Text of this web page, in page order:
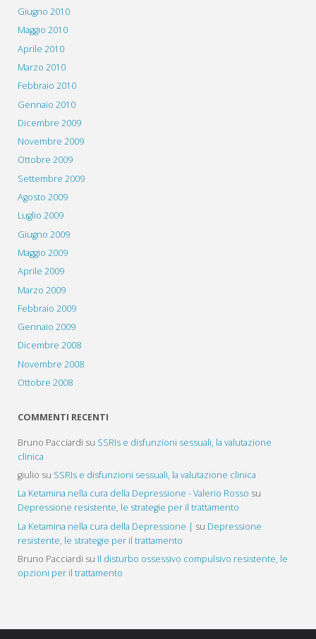
Giugno 2010
Maggio 2010
Aprile 2010
Marzo 2010
Febbraio 2010
Gennaio 2010
Dicembre 2009
Novembre 2009
Ottobre 2009
Settembre 2009
Agosto 2009
Luglio 2009
Giugno 2009
Maggio 2009
Aprile 2009
Marzo 2009
Febbraio 2009
Gennaio 2009
Dicembre 2008
Novembre 2008
Ottobre 2008
COMMENTI RECENTI
Bruno Pacciardi su SSRIs e disfunzioni sessuali, la valutazione
clinica
giulio su SSRIs e disfunzioni sessuali, la valutazione clinica
La Ketamina nella cura della Depressione - Valerio Rosso su
Depressione resistente, le strategie per il trattamento
La Ketamina nella cura della Depressione | su Depressione
resistente, le strategie per il trattamento
Bruno Pacciardi su Il disturbo ossessivo compulsivo resistente, le
opzioni per il trattamento